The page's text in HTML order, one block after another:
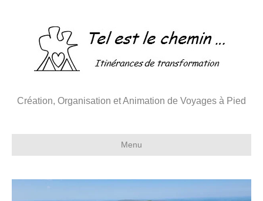
Création, Organisation et Animation de Voyages à Pied
Menu